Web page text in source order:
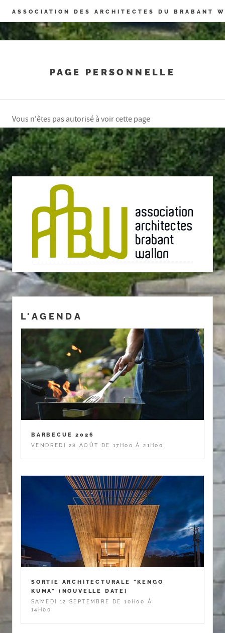
Panneau de gestion des cookies
ASSOCIATION DES ARCHITECTES DU BRABANT
PAGE PERSONNELLE
Vous n'êtes pas autorisé à voir cette page
L'AGENDA
BARBECUE 2026
VENDREDI 28 AOÛT DE 17H00 À 21H00
SORTIE ARCHITECTURALE "KENGO
KUMA" (NOUVELLE DATE)
SAMEDI 12 SEPTEMBRE DE 10H00 À
14H00